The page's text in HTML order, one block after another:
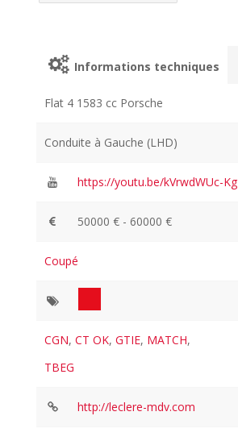
Informations techniques
Flat 4 1583 cc Porsche
Conduite à Gauche (LHD)
https://youtu.be/kVrwdWUc-Kg
50000 € - 60000 €
Coupé
CGN,CT OK,GTIE, MATCH,
TBEG
http://leclere-mdv.com